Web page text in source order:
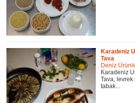
Karadeniz
Tava
Deniz
Karadeniz
Tava, levrek
tabak...